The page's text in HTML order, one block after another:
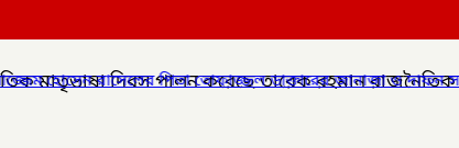
তোফাজ্জল ডাক্তারের জানাজা ও দাফন সম্পন্ন।✦লালমনিরহাটের
মাতৃভাষা দিবস পালন করেছে তারেক রহমান রাজনৈতিক